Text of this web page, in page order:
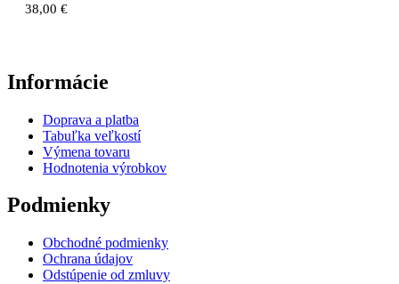
38,00 €
Informácie
Doprava a platba
Tabuľka veľkostí
Výmena tovaru
Hodnotenia výrobkov
Podmienky
Obchodné podmienky
Ochrana údajov
Odstúpenie od zmluvy